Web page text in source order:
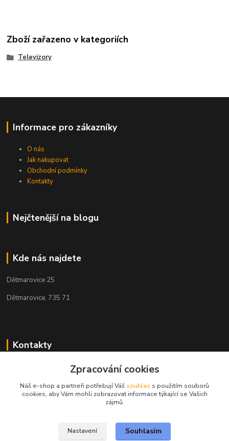
Zboží zařazeno v kategoriích
Televizory
Informace pro zákazníky
O nás
Jak nakupovat
Obchodní podmínky
Kontakty
Nejčtenější na blogu
Kde nás najdete
Dětmarovice 25
Dětmarovice, 735 71
Kontakty
+420 731 444 327
obchod@volak.net
Zpracování cookies
Náš e-shop a partneři potřebují Váš souhlas s použitím souborů
cookies, aby Vám mohli zobrazovat informace týkající se Vašich
zájmů.
Nastavení Souhlasím